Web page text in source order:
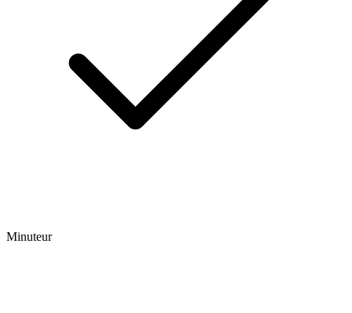
Minuteur